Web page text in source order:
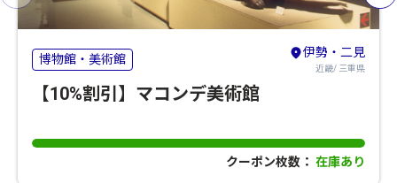
博物館・美術館 伊勢・二見
近畿/ 三重県
【10%割引】マコンデ美術館
クーポン枚数： 在庫あり